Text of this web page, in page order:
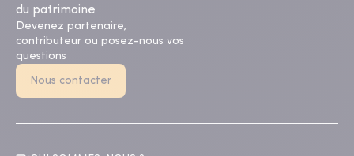
du patrimoine
Devenez partenaire,
contributeur ou posez-nous vos
questions
Nous contacter